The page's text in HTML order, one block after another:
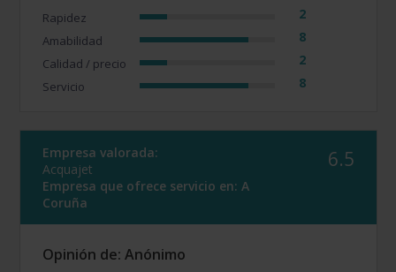
Rapidez 2
Amabilidad 8
Calidad / precio 2
Servicio 8
Empresa valorada:
Acquajet
Empresa que ofrece servicio en:A
Coruña
6.5
Opinión de: Anónimo